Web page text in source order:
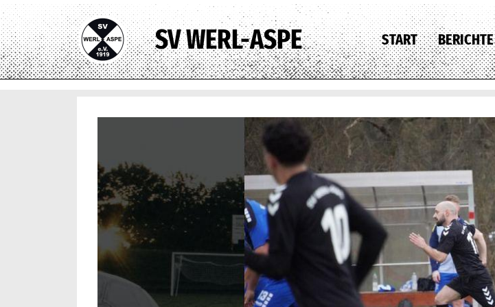
SV WERL-ASPE START BERICHTE